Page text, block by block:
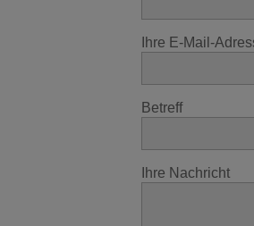
Ihre E-Mail-
Betreff
Ihre Nachricht